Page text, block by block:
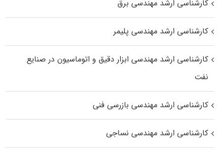
کارشناسی ارشد مهندسی برق
کارشناسی ارشد مهندسی پلیمر
کارشناسی ارشد مهندسی ابزار دقیق و اتوماسیون در صنایع
نفت
کارشناسی ارشد مهندسی بازرسی فنی
کارشناسی ارشد مهندسی نساجی